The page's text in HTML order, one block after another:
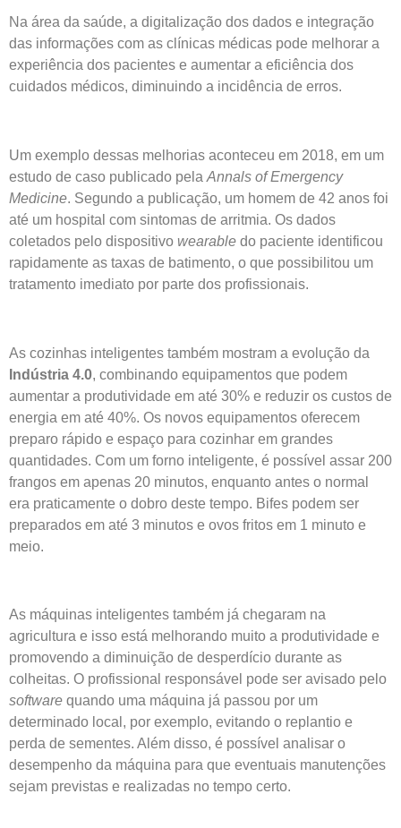
Na área da saúde, a digitalização dos dados e integração
das informações com as clínicas médicas pode melhorar a
experiência dos pacientes e aumentar a eficiência dos
cuidados médicos, diminuindo a incidência de erros.
Um exemplo dessas melhorias aconteceu em 2018, em um
estudo de caso publicado pela Annals of Emergency
Medicine. Segundo a publicação, um homem de 42 anos foi
até um hospital com sintomas de arritmia. Os dados
coletados pelo dispositivo wearable do paciente identificou
rapidamente as taxas de batimento, o que possibilitou um
tratamento imediato por parte dos profissionais.
As cozinhas inteligentes também mostram a evolução da
Indústria 4.0, combinando equipamentos que podem
aumentar a produtividade em até 30% e reduzir os custos de
energia em até 40%. Os novos equipamentos oferecem
preparo rápido e espaço para cozinhar em grandes
quantidades. Com um forno inteligente, é possível assar 200
frangos em apenas 20 minutos, enquanto antes o normal
era praticamente o dobro deste tempo. Bifes podem ser
preparados em até 3 minutos e ovos fritos em 1 minuto e
meio.
As máquinas inteligentes também já chegaram na
agricultura e isso está melhorando muito a produtividade e
promovendo a diminuição de desperdício durante as
colheitas. O profissional responsável pode ser avisado pelo
software quando uma máquina já passou por um
determinado local, por exemplo, evitando o replantio e
perda de sementes. Além disso, é possível analisar o
desempenho da máquina para que eventuais manutenções
sejam previstas e realizadas no tempo certo.